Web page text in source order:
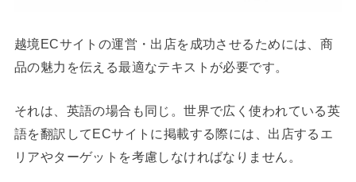
越境ECサイトの運営・出店を成功させるためには、商
品の魅力を伝える最適なテキストが必要です。
それは、英語の場合も同じ。世界で広く使われている英
語を翻訳してECサイトに掲載する際には、出店するエ
リアやターゲットを考慮しなければなりません。